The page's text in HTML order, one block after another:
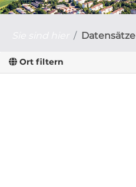
Datensätze
Ort filtern